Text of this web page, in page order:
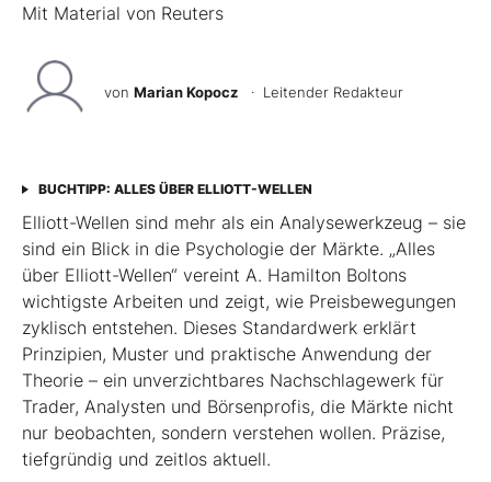
Mit Material von Reuters
von Marian Kopocz · Leitender Redakteur
BUCHTIPP: ALLES ÜBER ELLIOTT-WELLEN
Elliott-Wellen sind mehr als ein Analysewerkzeug – sie
sind ein Blick in die Psychologie der Märkte. „Alles
über Elliott-Wellen“ vereint A. Hamilton Boltons
wichtigste Arbeiten und zeigt, wie Preisbewegungen
zyklisch entstehen. Dieses Standardwerk erklärt
Prinzipien, Muster und praktische Anwendung der
Theorie – ein unverzichtbares Nachschlagewerk für
Trader, Analysten und Börsenprofis, die Märkte nicht
nur beobachten, sondern verstehen wollen. Präzise,
tiefgründig und zeitlos aktuell.